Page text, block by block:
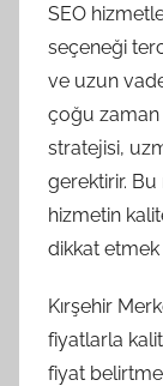
SEO
seçeneği
ve uzun
çoğu zaman
stratejisi,
gerektirir. Bu
hizmetin
dikkat etmek
Kırşehir
fiyatlarla
fiyat